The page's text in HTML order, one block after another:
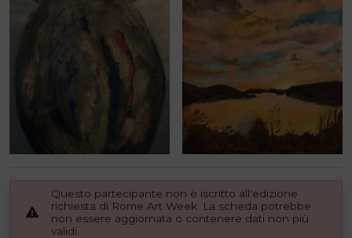
Questo partecipante non è iscritto all'edizione
richiesta di Rome Art Week. La scheda potrebbe
non essere aggiornata o contenere dati non più
validi.